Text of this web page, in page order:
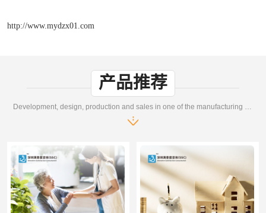
http://www.mydzx01.com
产品推荐